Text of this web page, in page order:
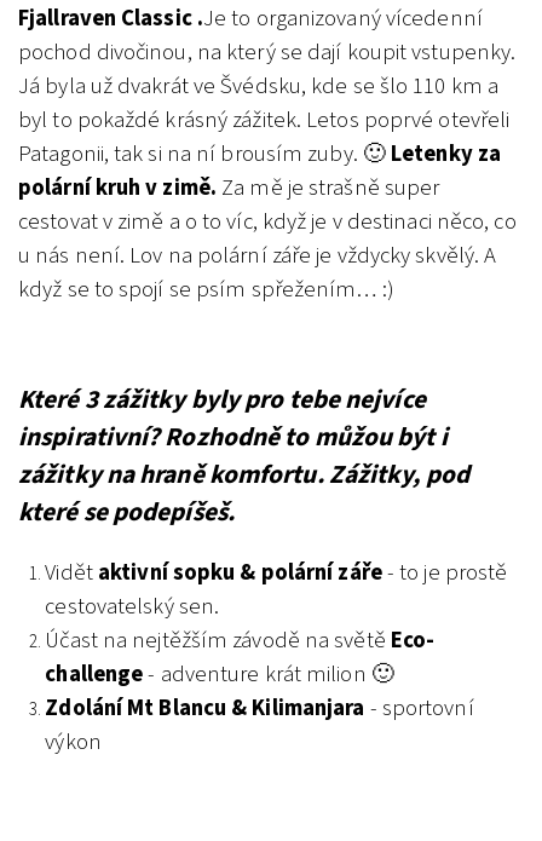
Fjallraven Classic .Je to organizovaný vícedenní
pochod divočinou, na který se dají koupit vstupenky.
Já byla už dvakrát ve Švédsku, kde se šlo 110 km a
byl to pokaždé krásný zážitek. Letos poprvé otevřeli
Patagonii, tak si na ní brousím zuby. 🙂Letenky za
polární kruh v zimě. Za mě je strašně super
cestovat v zimě a o to víc, když je v destinaci něco, co
u nás není. Lov na polární záře je vždycky skvělý. A
když se to spojí se psím spřežením… :)
Které 3 zážitky byly pro tebe nejvíce
inspirativní? Rozhodně to můžou být i
zážitky na hraně komfortu. Zážitky, pod
které se podepíšeš.
Vidětaktivní sopku & polární záře- to je prostě
cestovatelský sen.
Účast na nejtěžším závodě na světě Eco-
challenge- adventure krát milion 🙂
Zdolání Mt Blancu & Kilimanjara - sportovní
výkon